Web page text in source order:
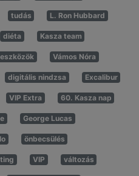
tudás L. Ron Hubbard
diéta Kasza team
Vámos Nóra
digitális nindzsa Excalibur
VIP Extra 60. Kasza nap
George Lucas
önbecsülés
VIP változás